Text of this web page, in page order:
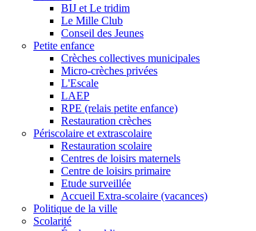
BIJ et Le tridim
Le Mille Club
Conseil des Jeunes
Petite enfance
Crèches collectives municipales
Micro-crèches privées
L'Escale
LAEP
RPE (relais petite enfance)
Restauration crèches
Périscolaire et extrascolaire
Restauration scolaire
Centres de loisirs maternels
Centre de loisirs primaire
Etude surveillée
Accueil Extra-scolaire (vacances)
Politique de la ville
Scolarité